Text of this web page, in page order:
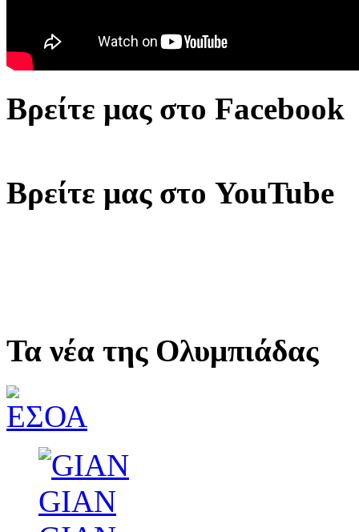
Βρείτε μας στο Facebook
Βρείτε μας στο YouTube
Τα νέα της Ολυμπιάδας